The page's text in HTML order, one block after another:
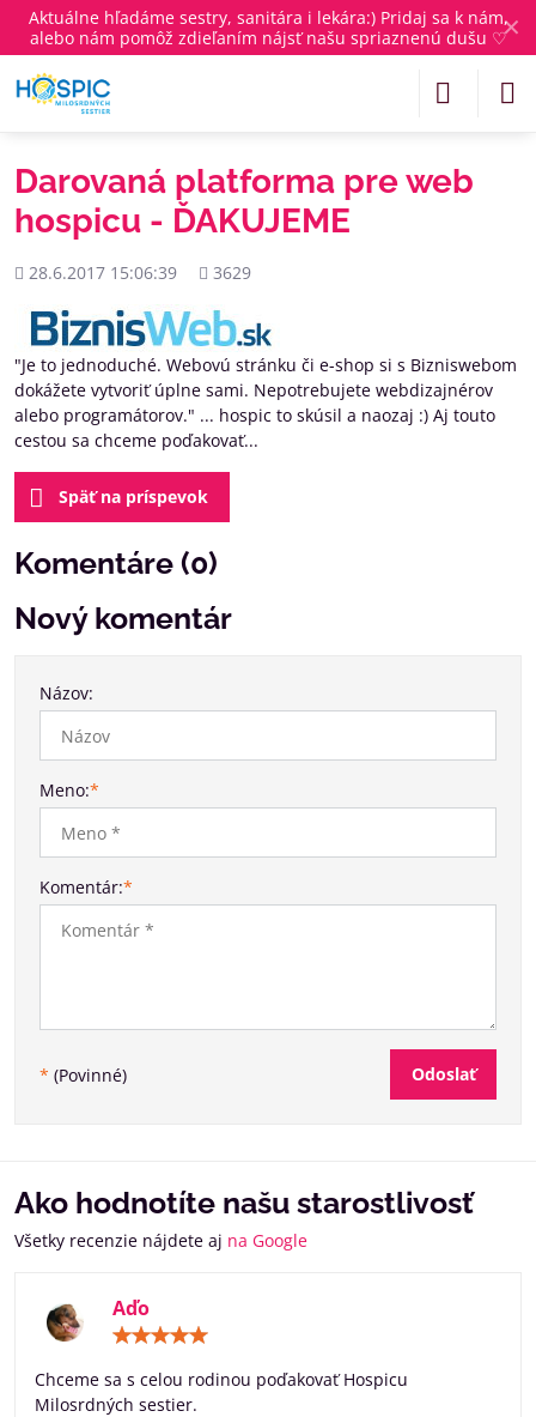
✕
Aktuálne hľadáme sestry, sanitára i lekára:) Pridaj sa k nám,
alebo nám pomôž zdieľaním nájsť našu spriaznenú dušu ♡
Darovaná platforma pre web
hospicu - ĎAKUJEME
Pridané
28.6.2017 15:06:39
Počet
3629
"Je to jednoduché. Webovú stránku či e-shop si s Bizniswebom
dokážete vytvoriť úplne sami. Nepotrebujete webdizajnérov
alebo programátorov." ... hospic to skúsil a naozaj :) Aj touto
cestou sa chceme poďakovať...
Späť na príspevok
Komentáre (0)
Nový komentár
Názov:
Meno:*
Komentár:*
* (Povinné) Odoslať
Ako hodnotíte našu starostlivosť
Všetky recenzie nájdete aj na Google
Aďo
5
Chceme sa s celou rodinou poďakovať Hospicu
Milosrdných sestier.